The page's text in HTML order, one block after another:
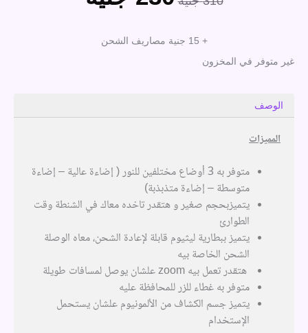
هو:
+ 15 جنية مصاريف الشحن
غير متوفر في المخزون
الوصف
المميزات
متوفر به 3 أوضاع مختلفين للنور ( إضاءة عالية – إضاءة
متوسطة – إضاءة متذبذبة)
يتميزبحجم صغير و هتقدر تاخده معاك في الشنطة وقت
الطوارئ
يتميز ببطارية ليثيوم قابلة لإعادة الشحن، معاه الوصلة
الشحن الخاصة بيه
هتقدر تعمل بيه zoom علشان يوصل لمسافات طويلة
متوفر به غطاء للزر للمحافظة عليه
يتميز جسم الكشاف من الألمونيوم علشان يستحمل
الإستخدام